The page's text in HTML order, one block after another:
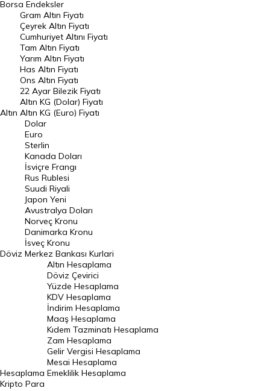
Raporlar
Endeksler
DÖVİZ
Döviz Kuru
Dolar Kuru
Euro Kuru
Pound Kuru
Frank Kuru
Riyal Kuru
Avustralya Doları
Danimarka Kronu Kuru
Kanada Doları Kuru
Norveç Kronu Kuru
İsveç Kronu Kuru
Japon Yeni Kuru
Serbest Piyasa Döviz Kurları
Merkez Bankası Döviz Kurları
Altın Fiyatları
Borsa Endeksler
Altın
Gram Altın Fiyatı
Çeyrek Altın Fiyatı
Cumhuriyet Altını Fiyatı
Tam Altın Fiyatı
Yarım Altın Fiyatı
Has Altın Fiyatı
Ons Altın Fiyatı
22 Ayar Bilezik Fiyatı
Altın KG (Dolar) Fiyatı
Altın KG (Euro) Fiyatı
Döviz
Dolar
Euro
Sterlin
Kanada Doları
İsviçre Frangı
Rus Rublesi
Suudi Riyali
Japon Yeni
Avustralya Doları
Norveç Kronu
Danimarka Kronu
İsveç Kronu
Merkez Bankası Kurlari
Hesaplama
Altın Hesaplama
Döviz Çevirici
Yüzde Hesaplama
KDV Hesaplama
İndirim Hesaplama
Maaş Hesaplama
Kıdem Tazminatı Hesaplama
Zam Hesaplama
Gelir Vergisi Hesaplama
Mesai Hesaplama
Emeklilik Hesaplama
Kripto Para